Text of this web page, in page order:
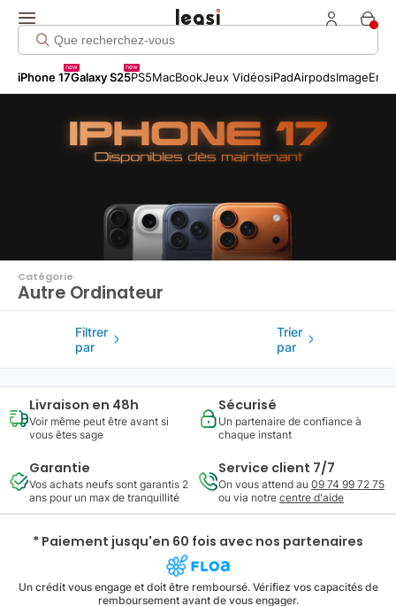
iPhone 17
new
Galaxy S25
new
PS5MacBookJeux VidéosiPadAirpodsImage
Click me!
Catégorie
Autre Ordinateur
Filtrer
par
Trier
par
Livraison en 48h
Voir même peut être avant si
vous êtes sage
Sécurisé
Un partenaire de confiance à
chaque instant
Garantie
Vos achats neufs sont garantis 2
ans pour un max de tranquillité
Service client 7/7
On vous attend au 09 74 99 72 75
ou via notre centre d'aide
* Paiement jusqu'en 60 fois avec nos partenaires
Un crédit vous engage et doit être remboursé. Vérifiez vos capacités de
remboursement avant de vous engager.